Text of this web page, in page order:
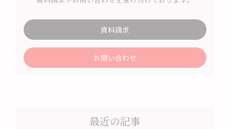
資料請求
お問い合わせ
最近の記事